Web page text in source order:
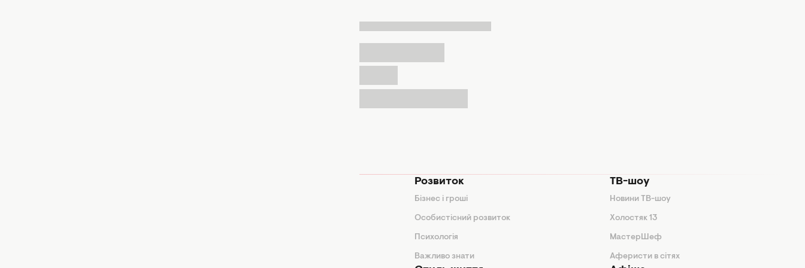
Розвиток
Бізнес і гроші
Особистісний розвиток
Психологія
Важливо знати
ТВ-шоу
Новини ТВ-шоу
Холостяк 13
МастерШеф
Аферисти в сітях